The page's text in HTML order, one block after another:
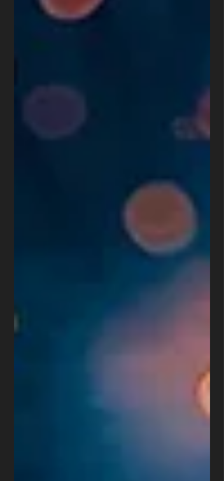
peut être discret et élégant, ou au
contraire flamboyant et grandiose. Tout